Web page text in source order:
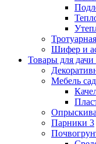
Шифер и
Товары для
Мебель
Парники 3